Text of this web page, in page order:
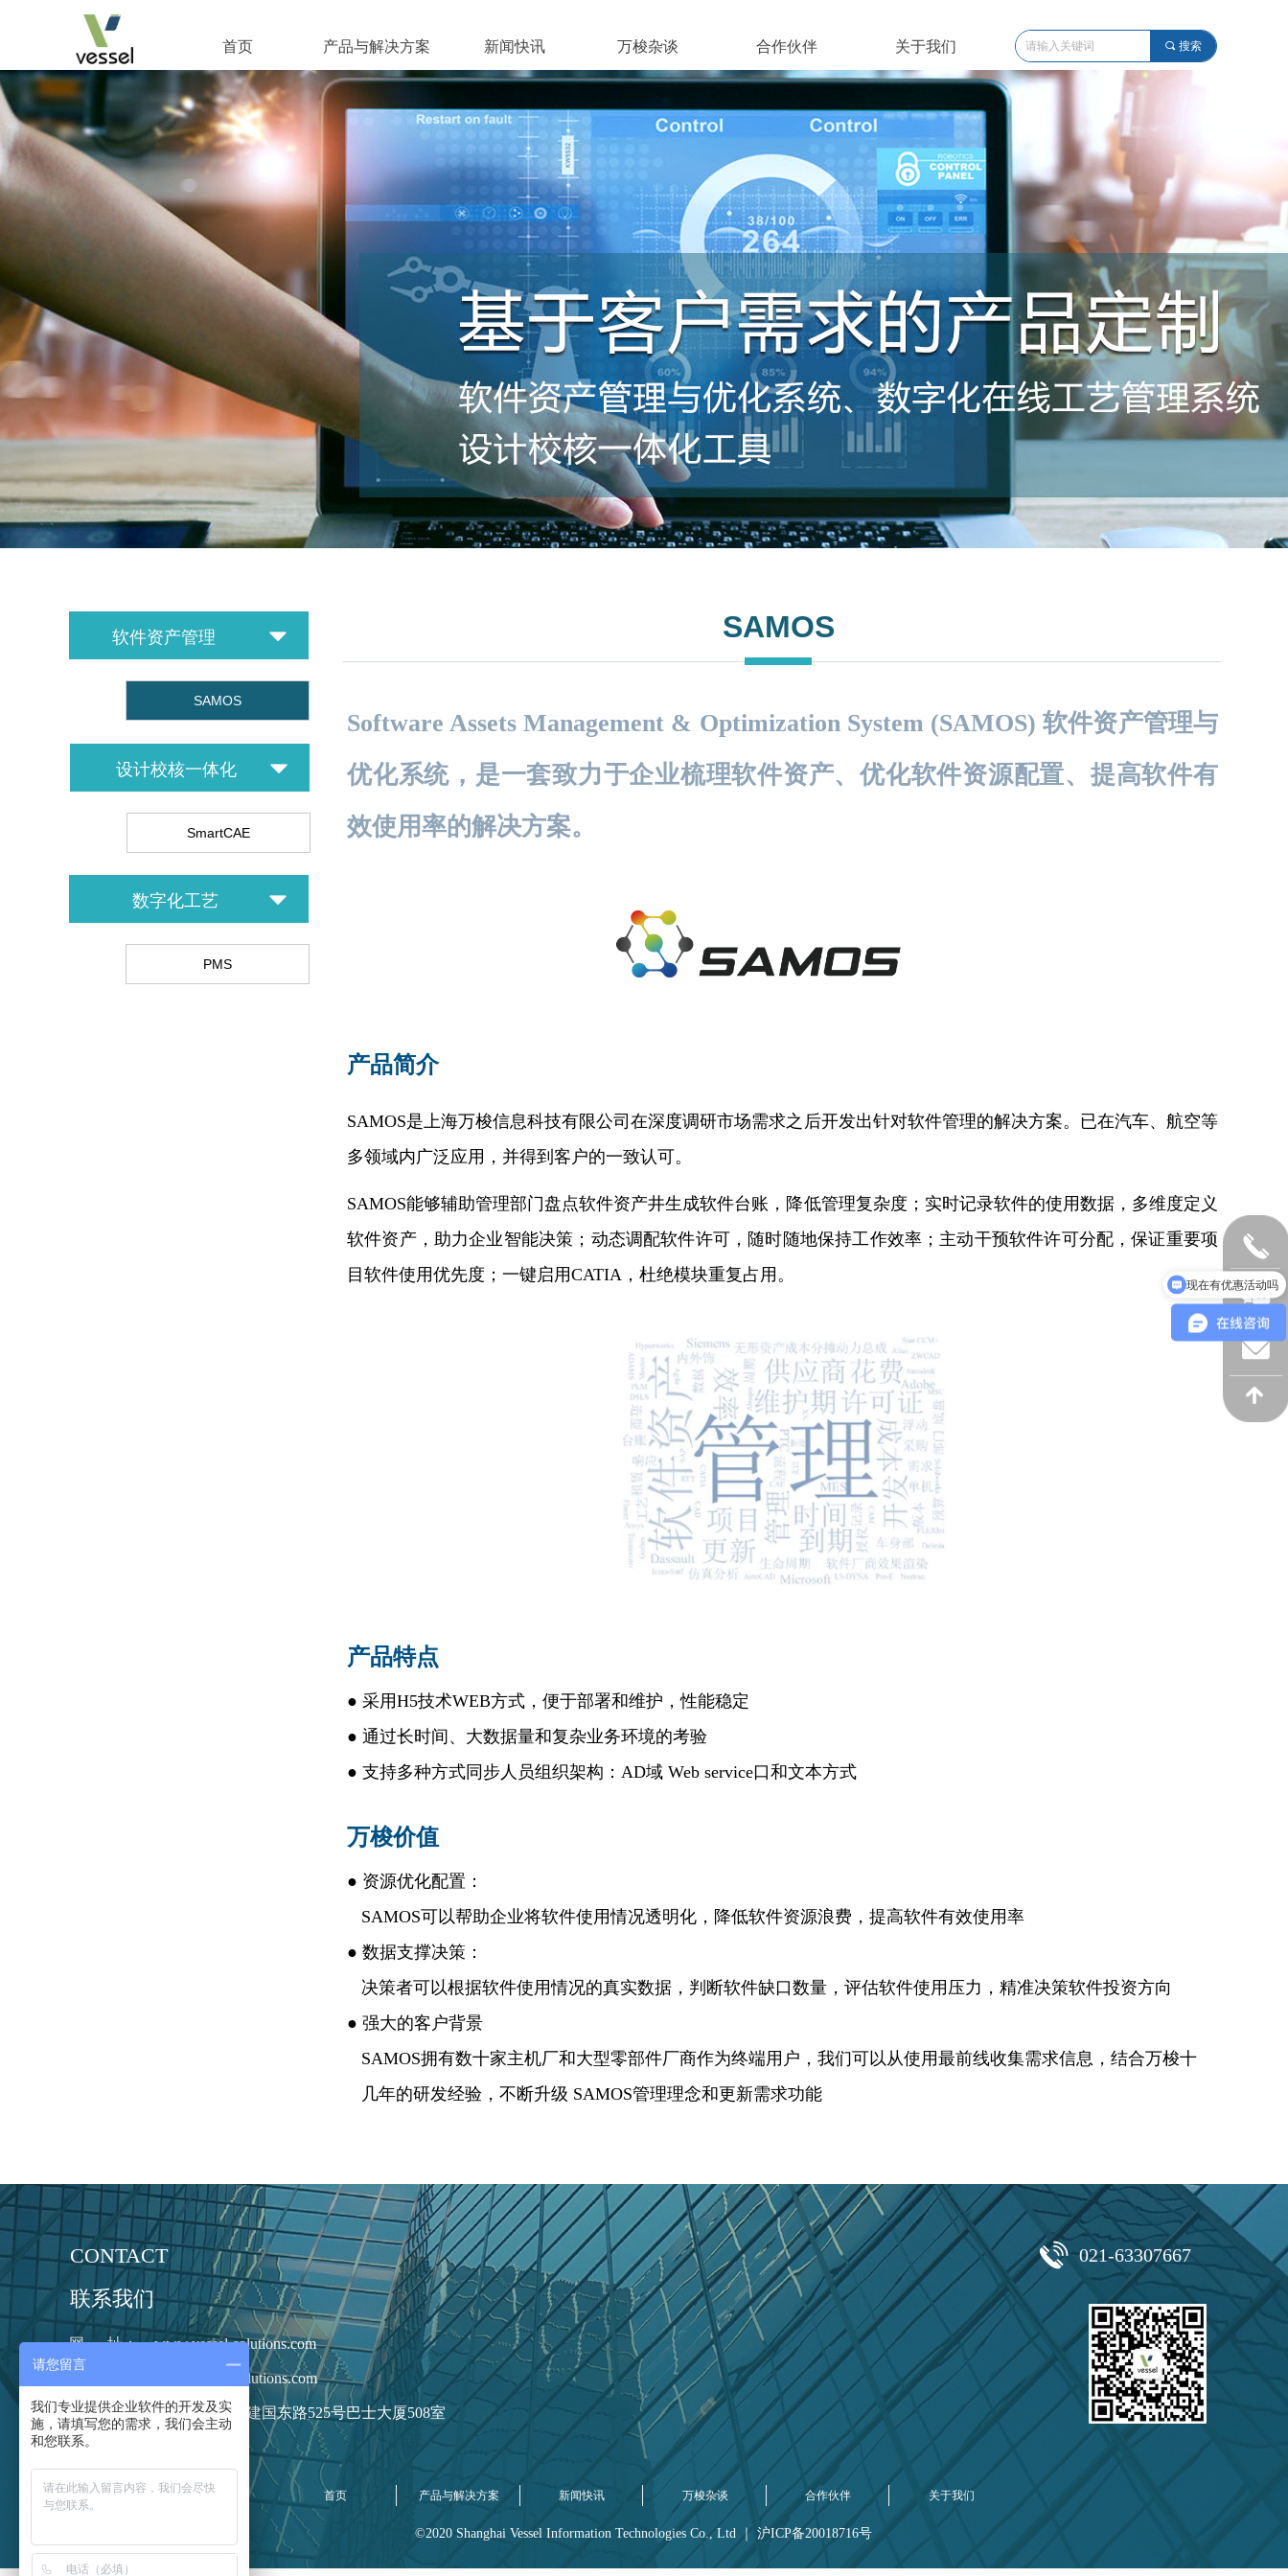
万梭杂谈 끠 搜索
产品与解决方案 关于我们
新闻快讯
首页 合作伙伴
软件资产管理 뀓
SAMOS
设计校核一体化 뀓
SmartCAE
数字化工艺 뀓
PMS
Software Assets Management & Optimization System (SAMOS) 软件资产管理与
优化系统，是一套致力于企业梳理软件资产、优化软件资源配置、提高软件有
效使用率的解决方案。
产品简介
SAMOS是上海万梭信息科技有限公司在深度调研市场需求之后开发出针对软件管理的解决方案。已在汽车、航空等
多领域内广泛应用，并得到客户的一致认可。
SAMOS能够辅助管理部门盘点软件资产井生成软件台账，降低管理复杂度；实时记录软件的使用数据，多维度定义
软件资产，助力企业智能决策；动态调配软件许可，随时随地保持工作效率；主动干预软件许可分配，保证重要项
目软件使用优先度；一键启用CATIA，杜绝模块重复占用。
SAMOS
产品特点
● 采用H5技术WEB方式，便于部署和维护，性能稳定
● 通过长时间、大数据量和复杂业务环境的考验
● 支持多种方式同步人员组织架构：AD域 Web service口和文本方式
万梭价值
● 资源优化配置：
SAMOS可以帮助企业将软件使用情况透明化，降低软件资源浪费，提高软件有效使用率
● 数据支撑决策：
决策者可以根据软件使用情况的真实数据，判断软件缺口数量，评估软件使用压力，精准决策软件投资方向
● 强大的客户背景
SAMOS拥有数十家主机厂和大型零部件厂商作为终端用户，我们可以从使用最前线收集需求信息，结合万梭十
几年的研发经验，不断升级 SAMOS管理理念和更新需求功能
©2020 Shanghai Vessel Information Technologies Co., Ltd ｜ 沪ICP备20018716号
021-63307667
网      址： www.vessel-solutions.com
info@vessel-solutions.com
办公地址： 上海市黄浦区建国东路525号巴士大厦508室
CONTACT
联系我们
首页 产品与解决方案 新闻快讯 万梭杂谈 合作伙伴 关于我们
标签0
标签0
녕
标签0
现在有优惠活动吗
软件可以免费试用吗？
请您留言
我们专业提供企业软件的开发及实
施，请填写您的需求，我们会主动
和您联系。